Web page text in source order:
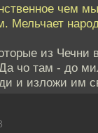
чем
Мельчает
из Чечни
Да чо там - до
и изложи им